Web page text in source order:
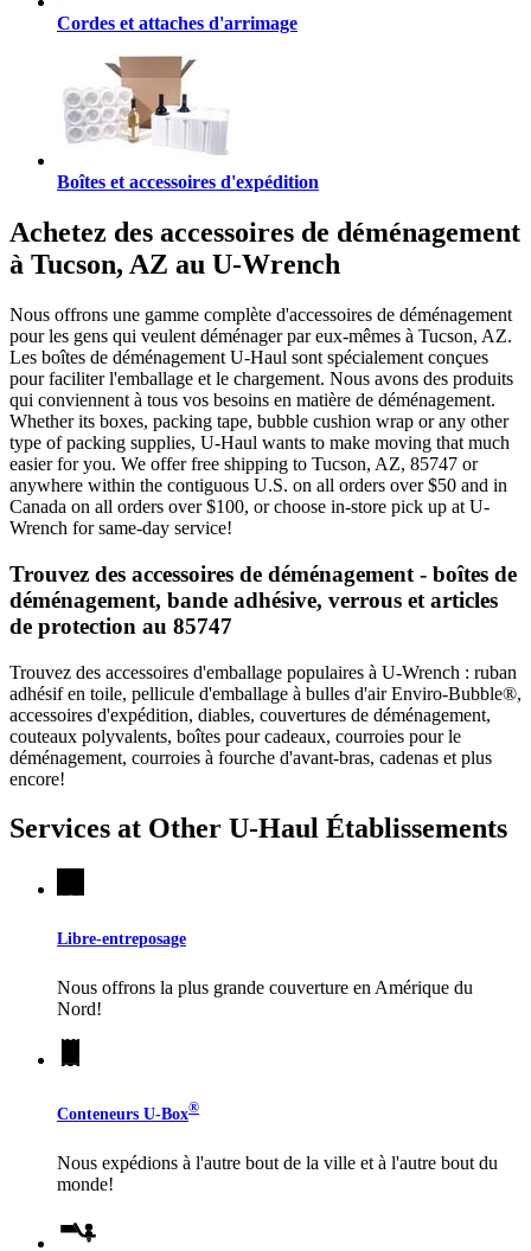
Cordes et attaches d'arrimage
Boîtes et accessoires d'expédition
Achetez des accessoires de déménagement
à Tucson, AZ au U-Wrench
Nous offrons une gamme complète d'accessoires de déménagement
pour les gens qui veulent déménager par eux-mêmes à Tucson, AZ.
Les boîtes de déménagement U-Haul sont spécialement conçues
pour faciliter l'emballage et le chargement. Nous avons des produits
qui conviennent à tous vos besoins en matière de déménagement.
Whether its boxes, packing tape, bubble cushion wrap or any other
type of packing supplies, U-Haul wants to make moving that much
easier for you. We offer free shipping to Tucson, AZ, 85747 or
anywhere within the contiguous U.S. on all orders over $50 and in
Canada on all orders over $100, or choose in-store pick up at U-
Wrench for same-day service!
Trouvez des accessoires de déménagement - boîtes de
déménagement, bande adhésive, verrous et articles
de protection au 85747
Trouvez des accessoires d'emballage populaires à U-Wrench : ruban
adhésif en toile, pellicule d'emballage à bulles d'air Enviro-Bubble®,
accessoires d'expédition, diables, couvertures de déménagement,
couteaux polyvalents, boîtes pour cadeaux, courroies pour le
déménagement, courroies à fourche d'avant-bras, cadenas et plus
encore!
Services at Other U-Haul Établissements
Libre-entreposage
Nous offrons la plus grande couverture en Amérique du
Nord!
Conteneurs U-Box®
Nous expédions à l'autre bout de la ville et à l'autre bout du
monde!